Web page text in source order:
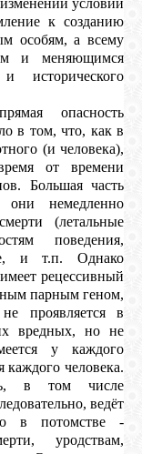
условий
к созданию
особям, а всему
и меняющимся
исторического
опасность
в том, что, как в
(и человека),
от времени
Большая часть
немедленно
(летальные
поведения,
и т.п. Однако
рецессивный
парным геном,
проявляется в
вредных, но не
у каждого
каждого человека.
в том числе
ведёт
в потомстве -
уродствам,